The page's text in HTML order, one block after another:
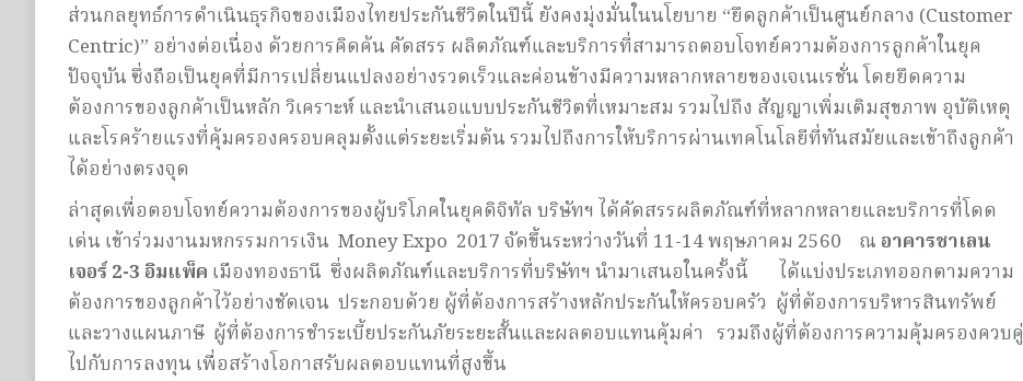
ส่วนกลยุทธ์การดำเนินธุรกิจของเมืองไทยประกันชีวิตในปีนี้ ยังคงมุ่งมั่นในนโยบาย “ยึดลูกค้าเป็นศูนย์กลาง (Customer
Centric)” อย่างต่อเนื่อง ด้วยการคิดค้น คัดสรร ผลิตภัณฑ์และบริการที่สามารถตอบโจทย์ความต้องการลูกค้าในยุค
ปัจจุบัน ซึ่งถือเป็นยุคที่มีการเปลี่ยนแปลงอย่างรวดเร็วและค่อนข้างมีความหลากหลายของเจเนเรชั่น โดยยึดความ
ต้องการของลูกค้าเป็นหลัก วิเคราะห์ และนำเสนอแบบประกันชีวิตที่เหมาะสม รวมไปถึง สัญญาเพิ่มเติมสุขภาพ อุบัติเหตุ
และโรคร้ายแรงที่คุ้มครองครอบคลุมตั้งแต่ระยะเริ่มต้น รวมไปถึงการให้บริการผ่านเทคโนโลยีที่ทันสมัยและเข้าถึงลูกค้า
ได้อย่างตรงจุด
ล่าสุดเพื่อตอบโจทย์ความต้องการของผู้บริโภคในยุคดิจิทัล บริษัทฯ ได้คัดสรรผลิตภัณฑ์ที่หลากหลายและบริการที่โดด
เด่น เข้าร่วมงานมหกรรมการเงิน Money Expo 2017 จัดขึ้นระหว่างวันที่ 11-14 พฤษภาคม 2560 ณ อาคารชาเลน
เจอร์2-3 อิมแพ็ค เมืองทองธานี ซึ่งผลิตภัณฑ์และบริการที่บริษัทฯ นำมาเสนอในครั้งนี้ ได้แบ่งประเภทออกตามความ
ต้องการของลูกค้าไว้อย่างชัดเจน ประกอบด้วย ผู้ที่ต้องการสร้างหลักประกันให้ครอบครัว ผู้ที่ต้องการบริหารสินทรัพย์
และวางแผนภาษี ผู้ที่ต้องการชำระเบี้ยประกันภัยระยะสั้นและผลตอบแทนคุ้มค่า รวมถึงผู้ที่ต้องการความคุ้มครองควบคู่
ไปกับการลงทุน เพื่อสร้างโอกาสรับผลตอบแทนที่สูงขึ้น